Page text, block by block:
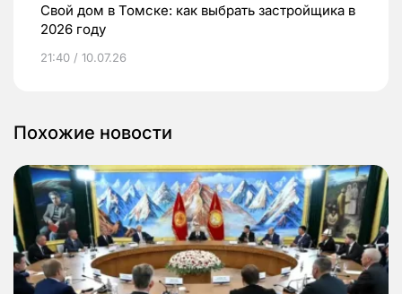
Свой дом в Томске: как выбрать застройщика в
2026 году
21:40 / 10.07.26
Похожие новости